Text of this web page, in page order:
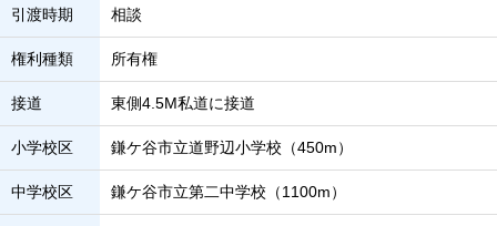
引渡時期 相談
権利種類 所有権
接道 東側4.5M私道に接道
小学校区 鎌ケ谷市立道野辺小学校（450m）
中学校区 鎌ケ谷市立第二中学校（1100m）